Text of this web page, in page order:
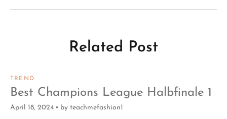
Related Post
TREND
Best Champions League Halbfinale 1
April 18, 2024 by teachmefashion1